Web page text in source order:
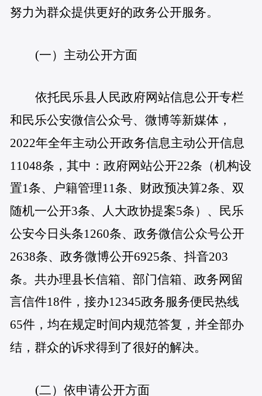
努力为群众提供更好的政务公开服务。
(一）主动公开方面
依托民乐县人民政府网站信息公开专栏
和民乐公安微信公众号、微博等新媒体，
2022年全年主动公开政务信息主动公开信息
11048条，其中：政府网站公开22条（机构设
置1条、户籍管理11条、财政预决算2条、双
随机一公开3条、人大政协提案5条）、民乐
公安今日头条1260条、政务微信公众号公开
2638条、政务微博公开6925条、抖音203
条。共办理县长信箱、部门信箱、政务网留
言信件18件，接办12345政务服务便民热线
65件，均在规定时间内规范答复，并全部办
结，群众的诉求得到了很好的解决。
(二）依申请公开方面